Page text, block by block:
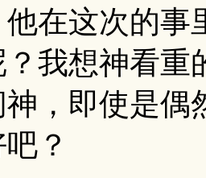
在这次的事
我想神看重
，即使是偶
？